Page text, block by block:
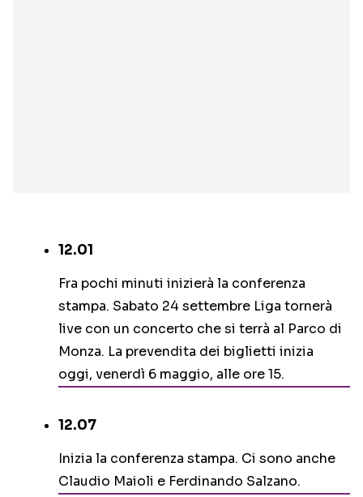
12.01
Fra pochi minuti inizierà la conferenza
stampa. Sabato 24 settembre Liga tornerà
live con un concerto che si terrà al Parco di
Monza. La prevendita dei biglietti inizia
oggi, venerdì 6 maggio, alle ore 15.
12.07
Inizia la conferenza stampa. Ci sono anche
Claudio Maioli e Ferdinando Salzano.